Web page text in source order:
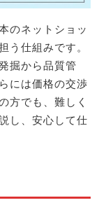
のネットショッ
う仕組みです。
掘から品質管
には価格の交渉
方でも、難しく
し、安心して仕